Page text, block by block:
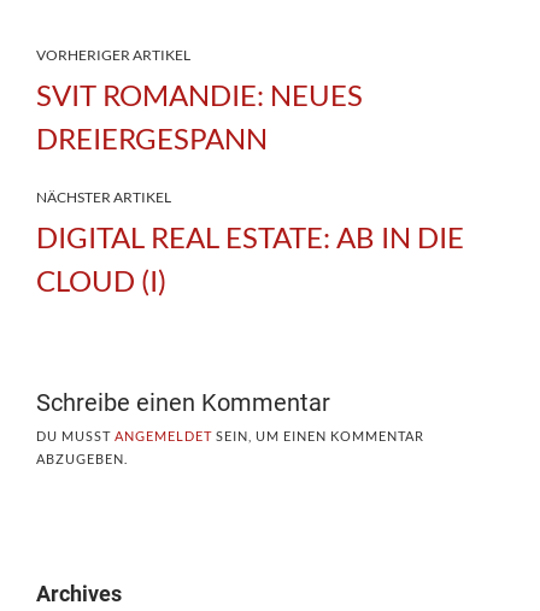
VORHERIGER ARTIKEL
SVIT ROMANDIE: NEUES
DREIERGESPANN
NÄCHSTER ARTIKEL
DIGITAL REAL ESTATE: AB IN DIE
CLOUD (I)
Schreibe einen Kommentar
DU MUSST ANGEMELDET SEIN, UM EINEN KOMMENTAR
ABZUGEBEN.
Archives